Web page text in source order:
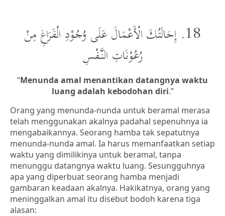
18. إِحَالَتُكَ الْأَعْمَالَ عَلَى وُجُوْدِ الْفَرَاغِ مِنْ
رُعُوْنَاتِ النَّفْسِ
“Menunda amal menantikan datangnya waktu
luang adalah kebodohan diri.”
Orang yang menunda-nunda untuk beramal merasa
telah menggunakan akalnya padahal sepenuhnya ia
mengabaikannya. Seorang hamba tak sepatutnya
menunda-nunda amal. Ia harus memanfaatkan setiap
waktu yang dimilikinya untuk beramal, tanpa
menunggu datangnya waktu luang. Sesungguhnya
apa yang diperbuat seorang hamba menjadi
gambaran keadaan akalnya. Hakikatnya, orang yang
meninggalkan amal itu disebut bodoh karena tiga
alasan: